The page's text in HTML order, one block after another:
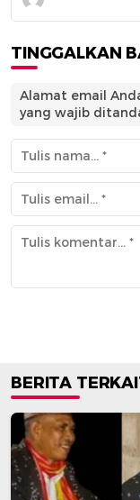
TINGGALKAN
Alamat email
yang wajib
BERITA